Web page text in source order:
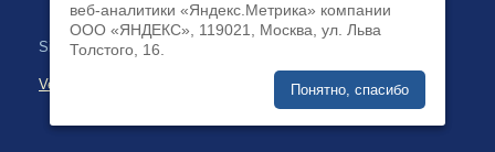
Sivuston kehittäminen:
Verkkoliiketoimintajärjestelmä
веб-аналитики «Яндекс.Метрика» компании
ООО «ЯНДЕКС», 119021, Москва, ул. Льва
Толстого, 16.
Понятно, спасибо